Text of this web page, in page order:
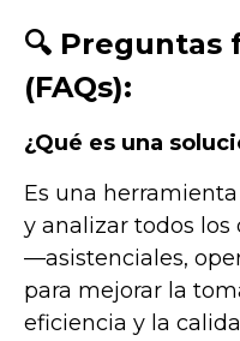
🔍 Preguntas
(FAQs):
¿Qué es una
Es una
y analizar todos los
—asistenciales,
para mejorar la
eficiencia y la